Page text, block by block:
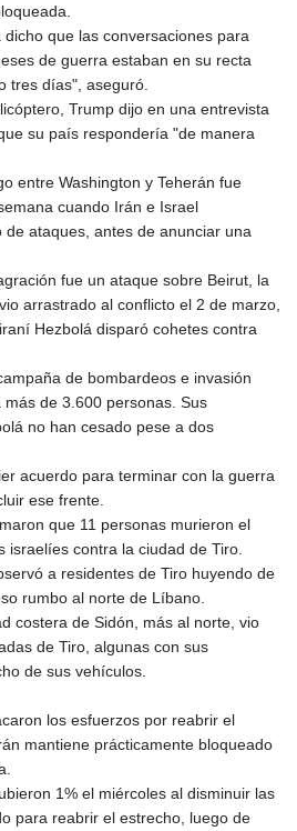
103263.512096
LKR 386.906578
LRD 208.141271
LSL 18.917964
LTL 3.409986
LVL 0.69856
MAD 10.74762
MDL 20.03577
MGA
MKD 61.481068
MMK
2424.552772
4152.673297
MOP 9.316283
MRU 46.240358
MVR 17.842347
MWK
1999.510632
MXN 19.917775
MYR 4.721853
MZN 73.807157
NAD 18.917964
NGN
1572.381111
NOK 11.00856
NPR 175.401109
OMR 0.444037
PAB 1.153176
que las conversaciones para
de guerra estaban en su recta
tres días", aseguró.
Trump dijo en una entrevista
su país respondería "de manera
entre Washington y Teherán fue
cuando Irán e Israel
ataques, antes de anunciar una
fue un ataque sobre Beirut, la
arrastrado al conflicto el 2 de marzo,
Hezbolá disparó cohetes contra
de bombardeos e invasión
de 3.600 personas. Sus
no han cesado pese a dos
acuerdo para terminar con la guerra
ese frente.
que 11 personas murieron el
israelíes contra la ciudad de Tiro.
a residentes de Tiro huyendo de
rumbo al norte de Líbano.
costera de Sidón, más al norte, vio
de Tiro, algunas con sus
de sus vehículos.
los esfuerzos por reabrir el
mantiene prácticamente bloqueado
1% el miércoles al disminuir las
para reabrir el estrecho, luego de